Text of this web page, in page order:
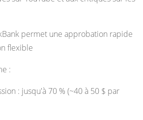
permet une approbation rapide
flexible
:
: jusqu'à 70 % (~40 à 50 $ par